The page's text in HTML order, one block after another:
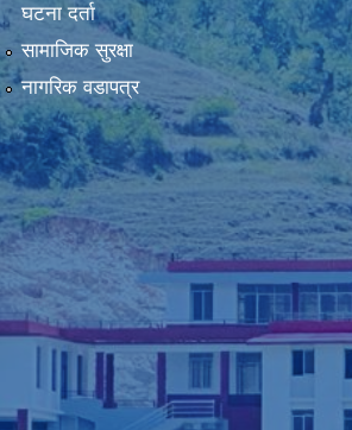
घटना दर्ता
सामाजिक सुरक्षा
नागरिक वडापत्र